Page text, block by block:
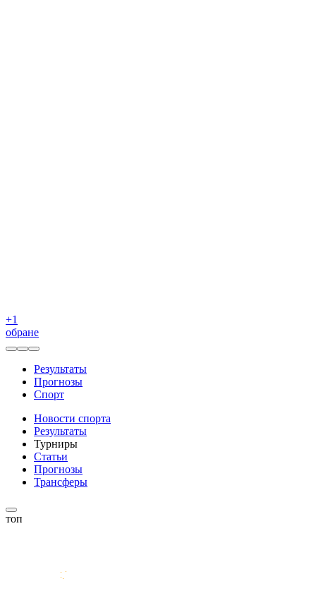
+1
обране
Результаты
Прогнозы
Спорт
Новости спорта
Результаты
Турниры
Статьи
Прогнозы
Трансферы
топ